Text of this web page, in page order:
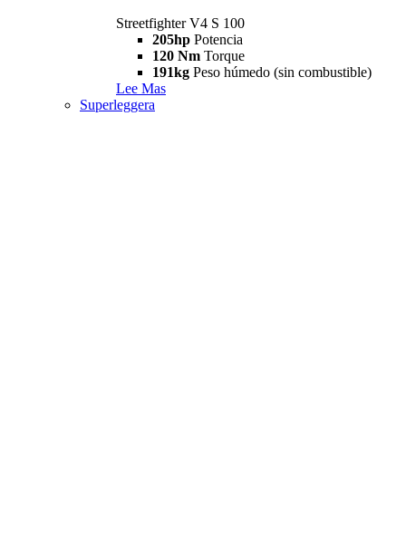
Streetfighter V4 S 100
205hp Potencia
120 Nm Torque
191kg Peso húmedo (sin combustible)
Lee Mas
Superleggera